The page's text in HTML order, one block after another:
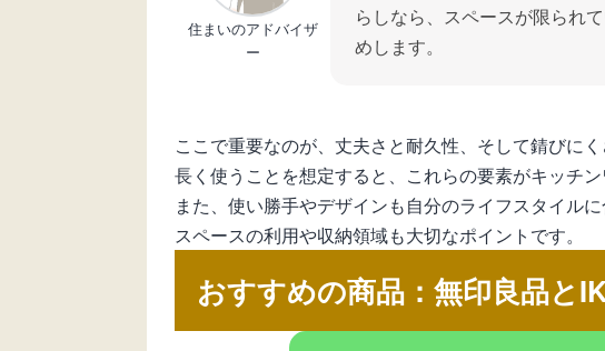
住まいのアドバイザ
ー
らしなら、スペースが限られ
めします。
ここで重要なのが、丈夫さと耐久性、そして錆びにく
長く使うことを想定すると、これらの要素がキッチ
また、使い勝手やデザインも自分のライフスタイルに
スペースの利用や収納領域も大切なポイントです。
おすすめの商品：無印良品と